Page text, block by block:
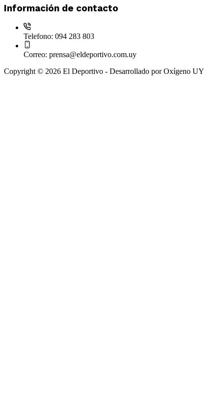
Información de contacto
Telefono: 094 283 803
Correo: prensa@eldeportivo.com.uy
Copyright © 2026 El Deportivo - Desarrollado por Oxígeno UY